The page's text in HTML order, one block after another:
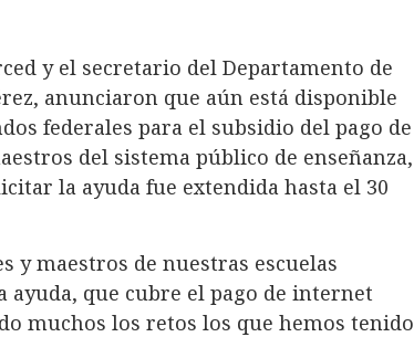
y el secretario del Departamento de
anunciaron que aún está disponible
federales para el subsidio del pago de
del sistema público de enseñanza,
la ayuda fue extendida hasta el 30
y maestros de nuestras escuelas
ayuda, que cubre el pago de internet
muchos los retos los que hemos tenido